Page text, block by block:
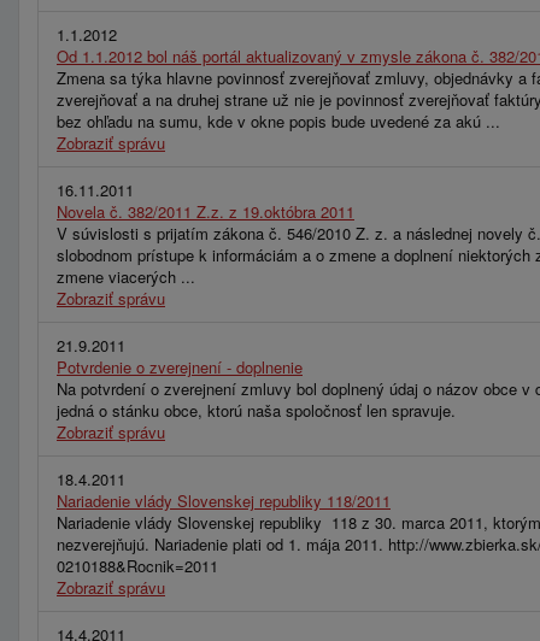
1.1.2012
Od 1.1.2012 bol náš portál aktualizovaný v zmysle zákona č. 382/
Zmena sa týka hlavne povinnosť zverejňovať zmluvy, objednávky a
zverejňovať a na druhej strane už nie je povinnosť zverejňovať
bez ohľadu na sumu, kde v okne popis bude uvedené za akú ...
Zobraziť správu
16.11.2011
Novela č. 382/2011 Z.z. z 19.októbra 2011
V súvislosti s prijatím zákona č. 546/2010 Z. z. a následnej novely
slobodnom prístupe k informáciám a o zmene a doplnení
zmene viacerých ...
Zobraziť správu
21.9.2011
Potvrdenie o zverejnení - doplnenie
Na potvrdení o zverejnení zmluvy bol doplnený údaj o názov obce
jedná o stánku obce, ktorú naša spoločnosť len spravuje.
Zobraziť správu
18.4.2011
Nariadenie vlády Slovenskej republiky 118/2011
Nariadenie vlády Slovenskej republiky 118 z 30. marca 2011,
nezverejňujú. Nariadenie plati od 1. mája 2011. http://
0210188&Rocnik=2011
Zobraziť správu
14.4.2011